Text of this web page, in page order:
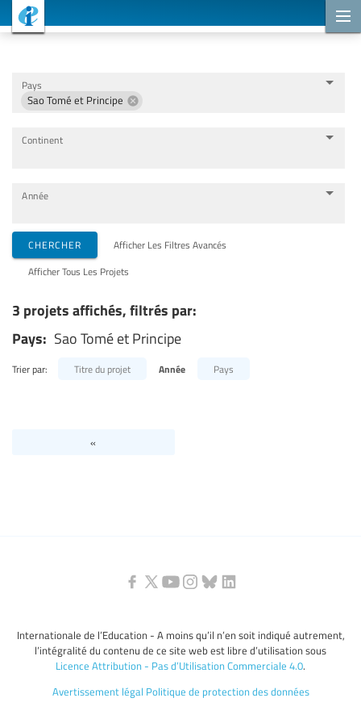
Pays
Sao Tomé et Principe
Continent
Année
Organisations de mise en œuvre
Thèmes
CHERCHER Afficher Les Filtres Avancés
Afficher Tous Les Projets
3 projets affichés, filtrés par:
Pays: Sao Tomé et Principe
Trier par: Titre du projet Année Pays
«
Internationale de l’Education - A moins qu’il n’en soit indiqué autrement,
l’intégralité du contenu de ce site web est libre d’utilisation sous
Licence Attribution - Pas d’Utilisation Commerciale 4.0.
Avertissement légal Politique de protection des données